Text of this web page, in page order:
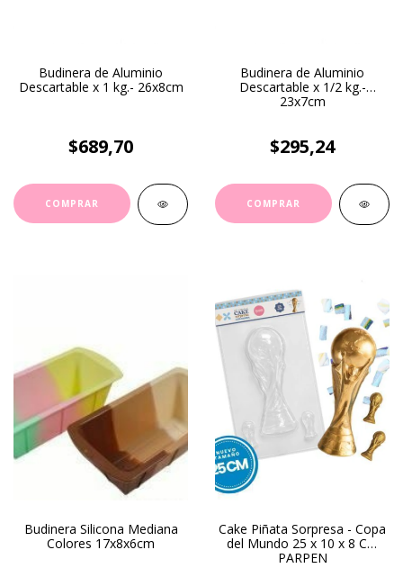
Budinera de Aluminio
Descartable x 1 kg.- 26x8cm
$689,70
Budinera de Aluminio
Descartable x 1/2 kg.-
23x7cm
$295,24
Budinera Silicona Mediana
Colores 17x8x6cm
Cake Piñata Sorpresa - Copa
del Mundo 25 x 10 x 8 Cm
PARPEN